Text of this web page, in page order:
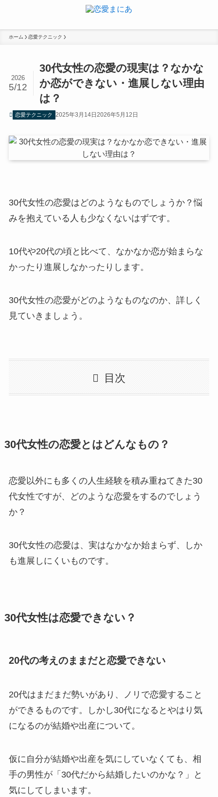
ホーム 恋愛テクニック
30代女性の恋愛の現実は？なかな
か恋ができない・進展しない理由
は？
2026
5/12
恋愛テクニック 2025年3月14日 2026年5月12日
30代女性の恋愛はどのようなものでしょうか？悩
みを抱えている人も少なくないはずです。
10代や20代の頃と比べて、なかなか恋が始まらな
かったり進展しなかったりします。
30代女性の恋愛がどのようなものなのか、詳しく
見ていきましょう。
目次
30代女性の恋愛とはどんなもの？
恋愛以外にも多くの人生経験を積み重ねてきた30
代女性ですが、どのような恋愛をするのでしょう
か？
30代女性の恋愛は、実はなかなか始まらず、しか
も進展しにくいものです。
30代女性は恋愛できない？
20代の考えのままだと恋愛できない
20代はまだまだ勢いがあり、ノリで恋愛すること
ができるものです。しかし30代になるとやはり気
になるのが結婚や出産について。
仮に自分が結婚や出産を気にしていなくても、相
手の男性が「30代だから結婚したいのかな？」と
気にしてしまいます。